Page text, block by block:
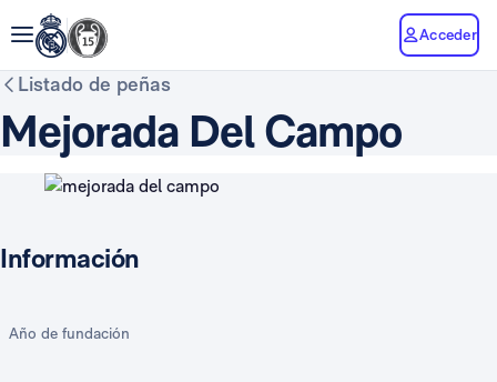
Acceder
Listado de peñas
Mejorada Del Campo
Información
Año de fundación